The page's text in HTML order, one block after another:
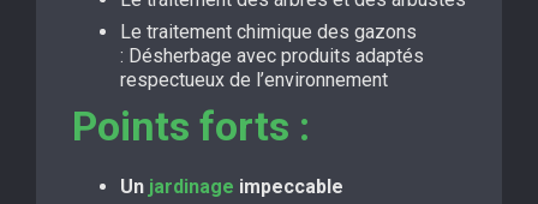
Le traitement chimique des gazons
: Désherbage avec produits adaptés
respectueux de l’environnement
Points forts :
Un jardinage impeccable